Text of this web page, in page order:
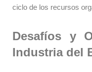
ciclo de los recursos
Desafíos y
Industria del